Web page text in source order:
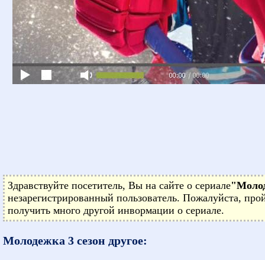
Здравствуйте посетитель, Вы на сайте о сериале
незарегистрированный пользователь. Пожалуйста,
получить много другой инвормации о сериале.
Молодежка 3 сезон другое: